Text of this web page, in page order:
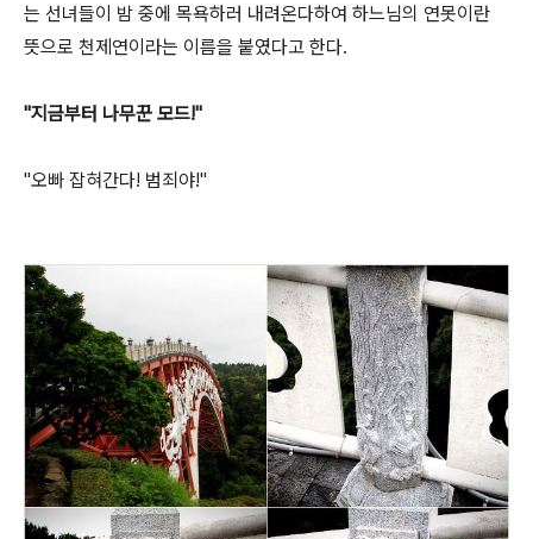
는 선녀들이 밤 중에 목욕하러 내려온다하여 하느님의 연못이란
뜻으로 천제연이라는 이름을 붙였다고 한다.
"지금부터 나무꾼 모드!"
"오빠 잡혀간다! 범죄야!"